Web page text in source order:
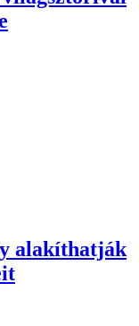
alakíthatják